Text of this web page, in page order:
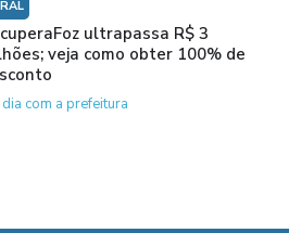
ultrapassa R$ 3
veja como obter 100% de
dia com a prefeitura